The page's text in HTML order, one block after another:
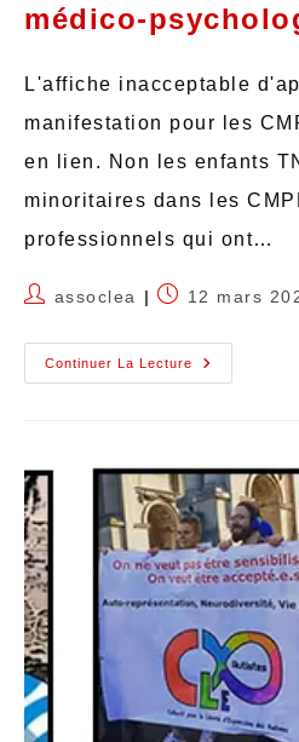
médico-
L'affiche inacceptable
manifestation pour les
en lien. Non les enfants
minoritaires dans les
professionnels qui ont…
assoclea 12 mars
Continuer La Lecture